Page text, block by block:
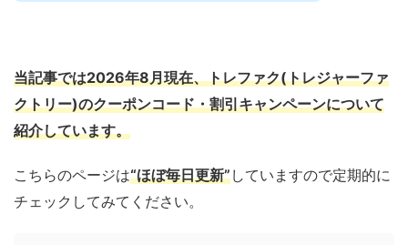
当記事では2026年8月現在、トレファク(トレジャーファ
クトリー)のクーポンコード・割引キャンペーンについて
紹介しています。
こちらのページは“ほぼ毎日更新”していますので定期的に
チェックしてみてください。